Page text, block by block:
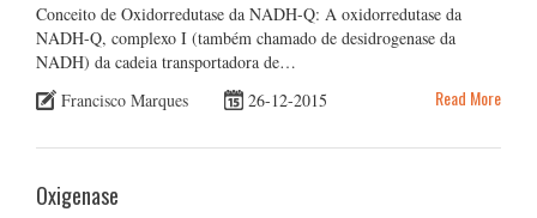
Conceito de Oxidorredutase da NADH-Q: A oxidorredutase da
NADH-Q, complexo I (também chamado de desidrogenase da
NADH) da cadeia transportadora de…
Francisco Marques
26-12-2015 Read More
Oxigenase